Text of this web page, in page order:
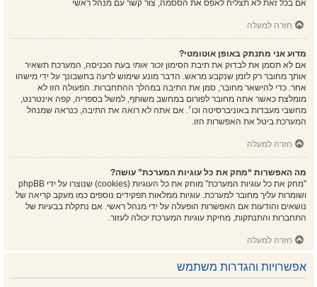
אם בכל זאת לא תצליח לאפס את הססמה, צור קשר עם מנהל ראשי
חזרה למעלה
מדוע אני מתנתק באופן אוטומטי?
אם לא תסמן את לבדוק את תיבת הסימוןזכור אותי בעת הכניסה, המערכת תשאיר
אותך מחובר רק לזמן שנקבע מראש. הדבר מונע שימוש לרעה בחשבונך על ידי מישהו
אחר. כדי להישאר מחובר, סמן את התיבה במהלך ההתחברות. הפעולה הזו לא
מומלצת כאשר אתה מחובר לפורום במחשב משותף, למשל בספריה, קפה אינטרנט,
מחשבי מעבדות באוניברסיטה וכו׳. אם אתה לא רואה את התיבה, כנראה שמנהל
המערכת ביטל את האפשרות הזו.
חזרה למעלה
מה האפשרות “מחק את כל עוגיות המערכת” עושה?
"מחק את כל עוגיות המערכת" מוחק את כל העוגיות (cookies) שנוצרו על ידי phpBB
ושומרות עליך מחובר למערכת. עוגיות ממלאות תפקידים נוספים כמו מעקב קריאה של
נושאים והודעות אם האפשרות הופעלה על ידי מנהל ראשי. אם נתקלת בבעיות של
התחברות והתנתקות, מחיקת עוגיות המערכת יכולה לעזור.
חזרה למעלה
אפשרויות והגדרות משתמש